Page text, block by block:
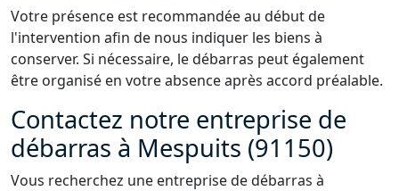
Votre présence est recommandée au début de
l'intervention afin de nous indiquer les biens à
conserver. Si nécessaire, le débarras peut également
être organisé en votre absence après accord préalable.
Contactez notre entreprise de
débarras à Mespuits (91150)
Vous recherchez une entreprise de débarras à